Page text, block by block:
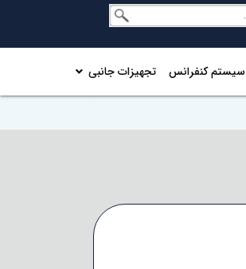
سیستم کنفرانس تجهیزات جانبی